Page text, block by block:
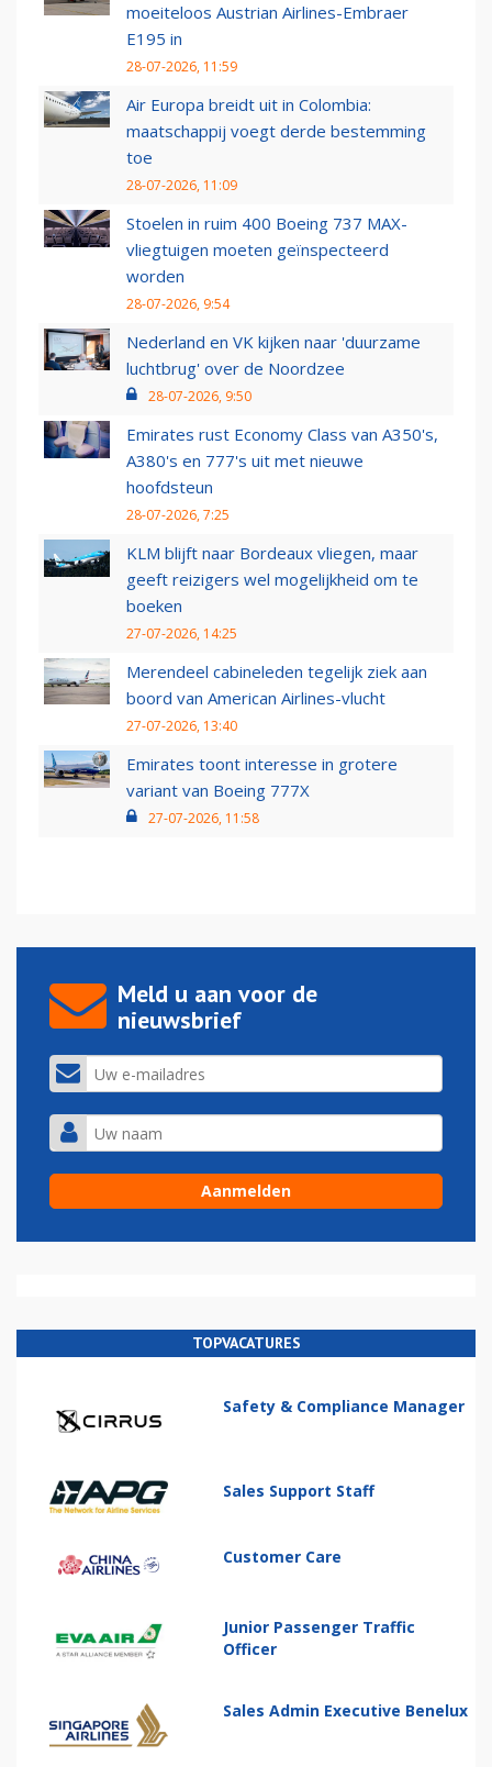
moeiteloos Austrian Airlines-Embraer
E195 in
28-07-2026, 11:59
Air Europa breidt uit in Colombia:
maatschappij voegt derde bestemming
toe
28-07-2026, 11:09
Stoelen in ruim 400 Boeing 737 MAX-
vliegtuigen moeten geïnspecteerd
worden
28-07-2026, 9:54
Nederland en VK kijken naar 'duurzame
luchtbrug' over de Noordzee
28-07-2026, 9:50
Emirates rust Economy Class van A350's,
A380's en 777's uit met nieuwe
hoofdsteun
28-07-2026, 7:25
KLM blijft naar Bordeaux vliegen, maar
geeft reizigers wel mogelijkheid om te
boeken
27-07-2026, 14:25
Merendeel cabineleden tegelijk ziek aan
boord van American Airlines-vlucht
27-07-2026, 13:40
Emirates toont interesse in grotere
variant van Boeing 777X
27-07-2026, 11:58
Meld u aan voor de
nieuwsbrief
TOPVACATURES
Safety & Compliance Manager
Sales Support Staff
Customer Care
Junior Passenger Traffic
Officer
Sales Admin Executive Benelux